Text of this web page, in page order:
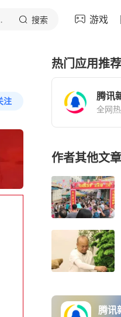
搜索 游戏
注
热门应用推荐
腾讯
全网
作者其他文章
腾讯